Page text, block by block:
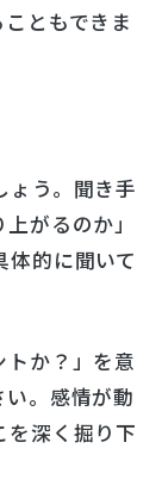
ともできま
ょう。聞き手
がるのか」
体的に聞いて
トか？」を意
。感情が動
を深く掘り下